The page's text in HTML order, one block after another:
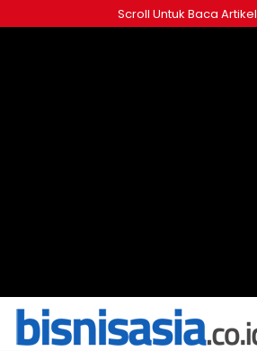
ke
Scroll Untuk Baca Artikel